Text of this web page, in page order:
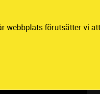
webbplats förutsätter vi